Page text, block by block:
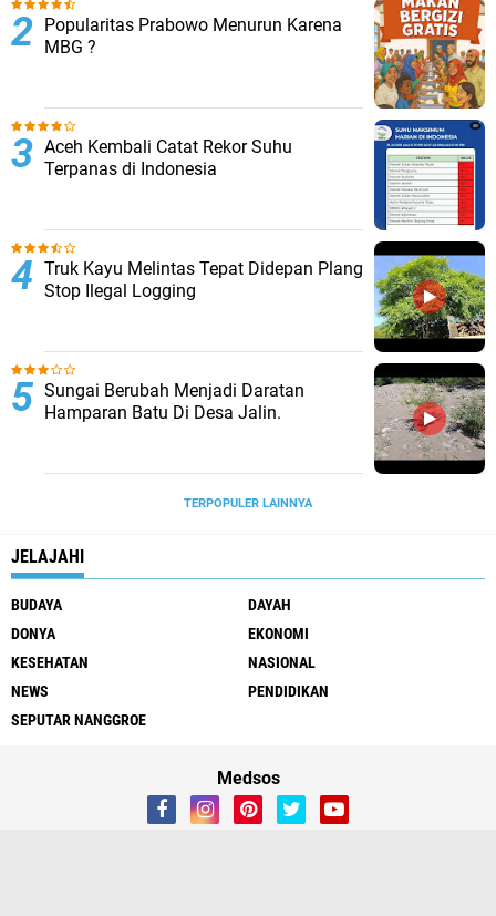
Popularitas Prabowo Menurun Karena
MBG ?
Aceh Kembali Catat Rekor Suhu
Terpanas di Indonesia
Truk Kayu Melintas Tepat Didepan Plang
Stop Ilegal Logging
Sungai Berubah Menjadi Daratan
Hamparan Batu Di Desa Jalin.
TERPOPULER LAINNYA
JELAJAHI
BUDAYA
DAYAH
DONYA
EKONOMI
KESEHATAN
NASIONAL
NEWS
PENDIDIKAN
SEPUTAR NANGGROE
Medsos